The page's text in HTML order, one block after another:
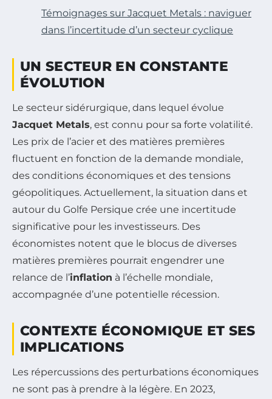
Témoignages sur Jacquet Metals : naviguer
dans l’incertitude d’un secteur cyclique
UN SECTEUR EN CONSTANTE
ÉVOLUTION
Le secteur sidérurgique, dans lequel évolue
Jacquet Metals, est connu pour sa forte volatilité.
Les prix de l’acier et des matières premières
fluctuent en fonction de la demande mondiale,
des conditions économiques et des tensions
géopolitiques. Actuellement, la situation dans et
autour du Golfe Persique crée une incertitude
significative pour les investisseurs. Des
économistes notent que le blocus de diverses
matières premières pourrait engendrer une
relance de l’inflation à l’échelle mondiale,
accompagnée d’une potentielle récession.
CONTEXTE ÉCONOMIQUE ET SES
IMPLICATIONS
Les répercussions des perturbations économiques
ne sont pas à prendre à la légère. En 2023,